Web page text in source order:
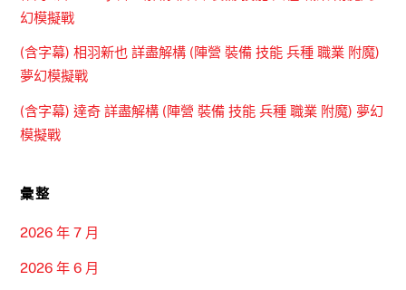
幻模擬戰
(含字幕) 相羽新也 詳盡解構 (陣營 裝備 技能 兵種 職業 附魔)
夢幻模擬戰
(含字幕) 達奇 詳盡解構 (陣營 裝備 技能 兵種 職業 附魔) 夢幻
模擬戰
彙整
2026 年 7 月
2026 年 6 月